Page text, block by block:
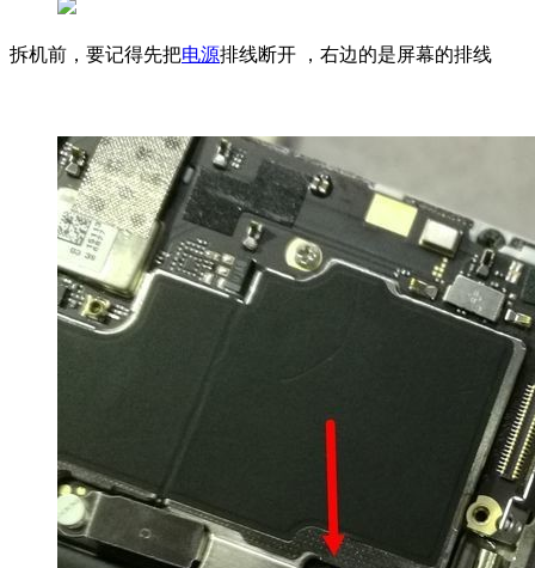
拆机前，要记得先把电源排线断开 ，右边的是屏幕的排线